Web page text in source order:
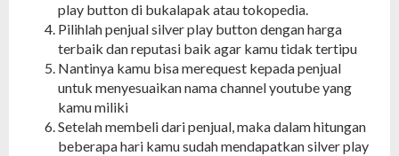
play button di bukalapak atau tokopedia.
Pilihlah penjual silver play button dengan harga
terbaik dan reputasi baik agar kamu tidak tertipu
Nantinya kamu bisa merequest kepada penjual
untuk menyesuaikan nama channel youtube yang
kamu miliki
Setelah membeli dari penjual, maka dalam hitungan
beberapa hari kamu sudah mendapatkan silver play